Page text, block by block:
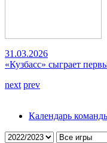
31.03.2026
«Кузбасс» сыграет
next prev
Календарь